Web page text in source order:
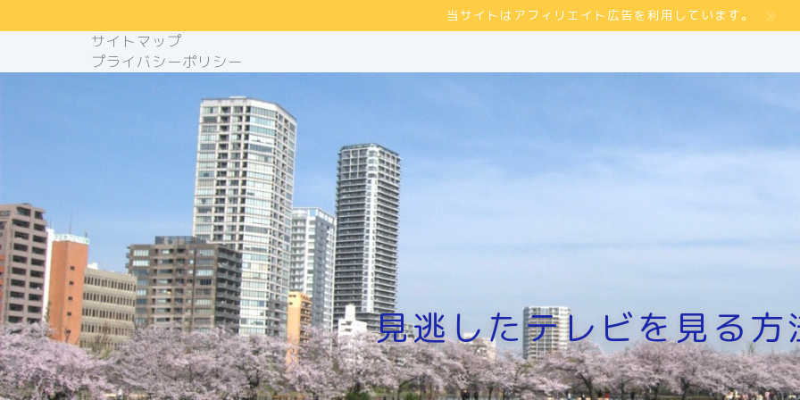
当サイトはアフィリエイト広告を利用しています。
サイトマップ
プライバシーポリシー
見逃したテレビを見る方